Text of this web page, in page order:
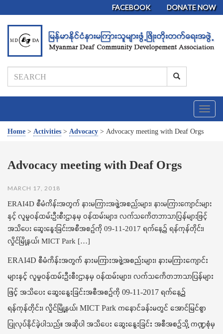
FACEBOOK DONATE NOW
T
o
g
a
n
Home > Activities > Advocacy > Advocacy meeting with Deaf Orgs
Advocacy meeting with Deaf Orgs
MARCH 17, 2018
ERAI4D စီမံကိန်းအတွက် နားမကြားအဖွဲ့အစည်းများ၊ နားမကြားကျောင်းများ
နှင့် လူမှုဝန်ထမ်းဦးစီးဌာနမှ ဝန်ထမ်းများ၊ လက်သင်္ကေတဘာသာပြန်များဖြင့်
အသိပေး ဆွေးနွေးခြင်းအစီအစဉ်ကို 09-11-2017 ရက်နေ့၌ ရန်ကုန်တိုင်း၊
လှိုင်မြို့နယ်၊ MICT Park […]
ERAI4D စီမံကိန်းအတွက် နားမကြားအဖွဲ့အစည်းများ၊ နားမကြားကျောင်း
များနှင့် လူမှုဝန်ထမ်းဦးစီးဌာနမှ ဝန်ထမ်းများ၊ လက်သင်္ကေတဘာသာပြန်များ
ဖြင့် အသိပေး ဆွေးနွေးခြင်းအစီအစဉ်ကို 09-11-2017 ရက်နေ့၌
ရန်ကုန်တိုင်း၊ လှိုင်မြို့နယ်၊ MICT Park ကနောင်ခန်းမတွင် အောင်မြင်စွာ
ပြုလုပ်နိုင်ခဲ့ပါသည်။ အဆိုပါ အသိပေး ဆွေးနွေးခြင်း အစီအစဉ်သို့ ကဏ္ဍစုံမှ